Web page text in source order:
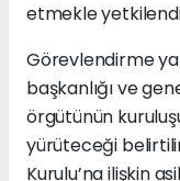
etmekle
Görevlendirme
başkanlığı ve
örgütünün
yürüteceği
Kurulu’na ilişkin